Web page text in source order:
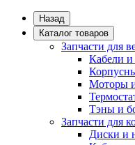
Назад
Каталог товаров
Запчасти для
Кабели
Моторы
Тэны и
Запчасти для
Диски и